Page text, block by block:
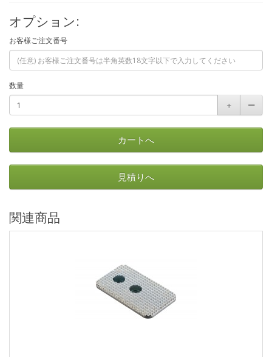
オプション:
お客様ご注文番号
数量
＋
ー
カートへ
見積りへ
関連商品